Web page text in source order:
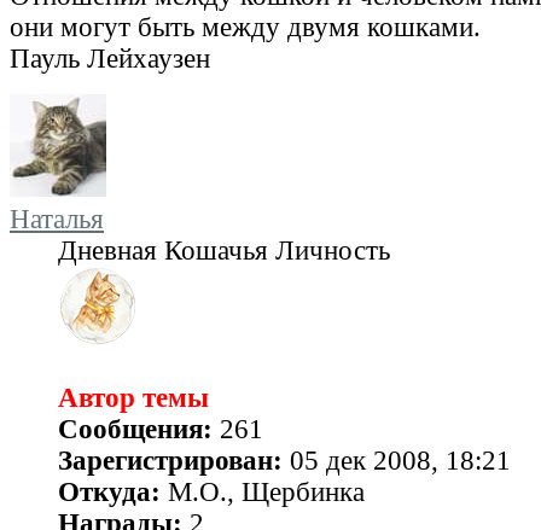
они могут быть между двумя кошками.
Пауль Лейхаузен
Наталья
Дневная Кошачья Личность
Автор темы
Сообщения: 261
Зарегистрирован: 05 дек 2008, 18:21
Откуда: М.О., Щербинка
Награды: 2